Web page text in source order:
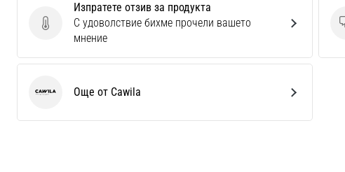
Изпратете отзив за продукта
Изпратете отзив за продукта
С удоволствие бихме прочели вашето
мнение
Cawila Още от Cawila